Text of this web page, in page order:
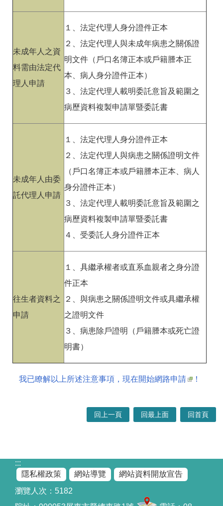
未成年人之資
料需由法定代
理人申請
１、法定代理人身分證件正本
２、法定代理人與未成年病患之關係證
明文件（戶口名簿正本或戶籍謄本正
本、病人身分證件正本）
３、法定代理人載明委託意旨及範圍之
病歷資料複製申請單暨委託書
未成年人由委
託代理人申請
１、法定代理人身分證件正本
２、法定代理人與病患之關係證明文件
（戶口名簿正本或戶籍謄本正本、病人
身分證件正本）
３、法定代理人載明委託意旨及範圍之
病歷資料複製申請單暨委託書
４、受委託人身分證件正本
往生者資料之
申請
１、具繼承權者或直系血親者之身分證
件正本
２、與病患之關係證明文件或具繼承權
之證明文件
３、病患除戶證明（戶籍謄本或死亡證
明書）
我已瞭解以上所述注意事項，現在開始網路申請 ！
回上一頁 回最上面 回首頁
:::
隱私權政策
網站導覽
網站資料開放宣告
瀏覽人次： 5182